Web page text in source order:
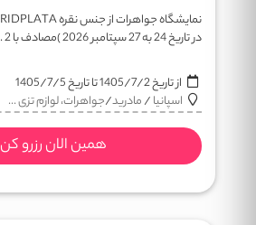
در تاریخ 24 به 27 سپتامبر 2026 )مصادف با 2 ...
از تاریخ1405/7/2تا تاریخ1405/7/5
اسپانیا/مادرید/جواهرات، لوازم تزی ...
همین الان رزرو کن